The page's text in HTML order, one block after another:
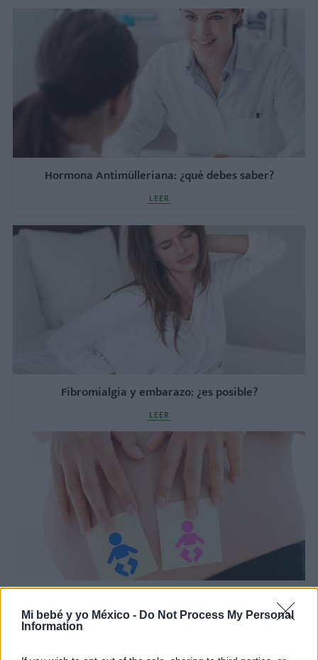
Mi bebé y yo México - Do Not Process My Personal
Information
Hormona Antimülleriana: ¿qué debes saber?
LEER
Fibromialgia y embarazo: ¿es posible?
LEER
LEER